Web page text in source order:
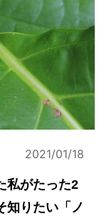
2021/01/18
私がたった2
知りたい「ノ